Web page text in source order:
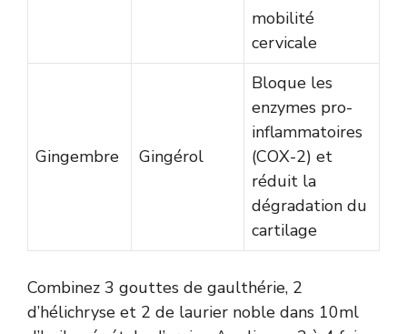
mobilité
cervicale
Gingembre Gingérol
Bloque les
enzymes pro-
inflammatoires
(COX-2) et
réduit la
dégradation du
cartilage
Combinez 3 gouttes de gaulthérie, 2
d’hélichryse et 2 de laurier noble dans 10ml